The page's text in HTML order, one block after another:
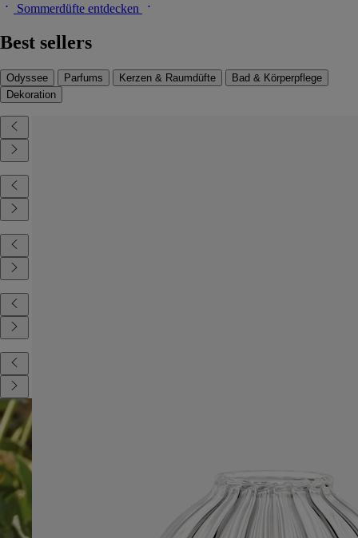
Sommerdüfte entdecken
Best sellers
Odyssee Parfums Kerzen & Raumdüfte
Bad & Körperpflege
Dekoration